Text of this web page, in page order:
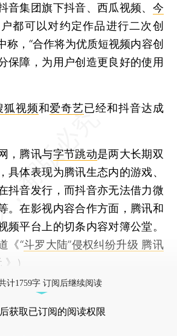
集团旗下抖音、西瓜视频、 今
都可以对约定作品进行二次创
称，“合作将为优质短视频内容创
保障，为用户创造更良好的使用
狐视频和爱奇艺已经和抖音达成
腾讯与字节跳动是两大长期双
具体表现为腾讯生态内的游戏、
抖音发行，而抖音亦无法借力微
。在影视内容合作方面，腾讯和
频平台上的切条内容对簿公堂。
《“斗罗大陆”侵权纠纷升级 腾讯
》）
计1759字 订阅后继续阅读
后获取已订阅的阅读权限